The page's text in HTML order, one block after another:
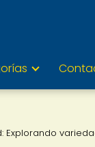
Explorando